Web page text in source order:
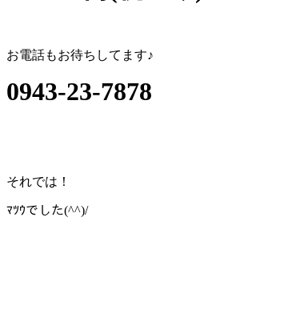
お電話もお待ちしてます♪
0943-23-7878
それでは！
ﾏﾂｳでした(^^)/